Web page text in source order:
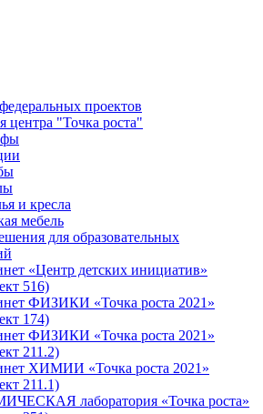
проектов
центра "Точка роста"
и кресла
мебель
для образовательных
«Центр детских инициатив»
516)
ФИЗИКИ «Точка роста 2021»
174)
ФИЗИКИ «Точка роста 2021»
211.2)
ХИМИИ «Точка роста 2021»
211.1)
лаборатория «Точка роста»